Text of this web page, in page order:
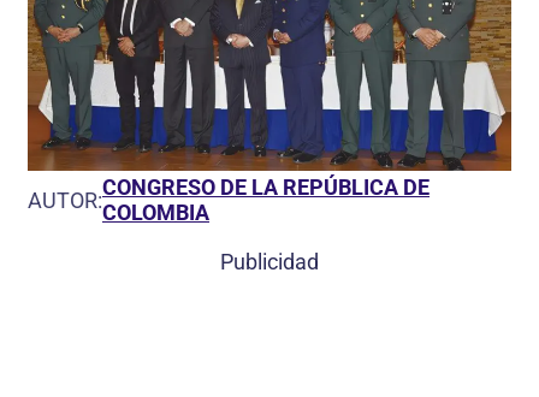
AUTOR:CONGRESO DE LA REPÚBLICA DE
COLOMBIA
Publicidad